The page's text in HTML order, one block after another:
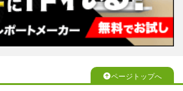
ページトップへ